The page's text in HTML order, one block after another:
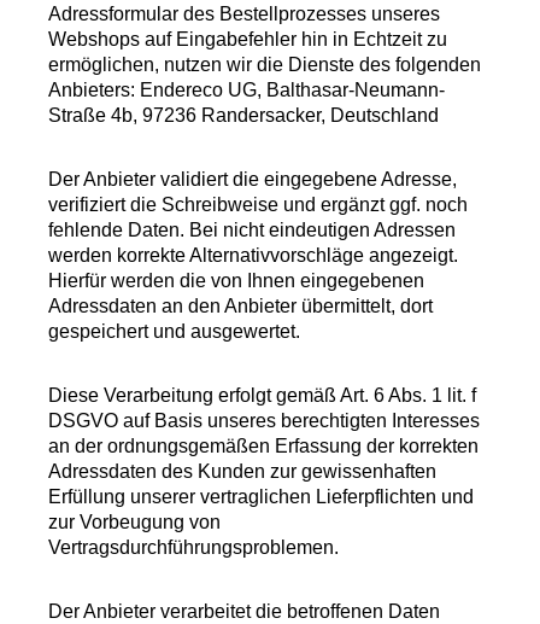
Adressformular des Bestellprozesses unseres
Webshops auf Eingabefehler hin in Echtzeit zu
ermöglichen, nutzen wir die Dienste des folgenden
Anbieters: Endereco UG, Balthasar-Neumann-
Straße 4b, 97236 Randersacker, Deutschland
Der Anbieter validiert die eingegebene Adresse,
verifiziert die Schreibweise und ergänzt ggf. noch
fehlende Daten. Bei nicht eindeutigen Adressen
werden korrekte Alternativvorschläge angezeigt.
Hierfür werden die von Ihnen eingegebenen
Adressdaten an den Anbieter übermittelt, dort
gespeichert und ausgewertet.
Diese Verarbeitung erfolgt gemäß Art. 6 Abs. 1 lit. f
DSGVO auf Basis unseres berechtigten Interesses
an der ordnungsgemäßen Erfassung der korrekten
Adressdaten des Kunden zur gewissenhaften
Erfüllung unserer vertraglichen Lieferpflichten und
zur Vorbeugung von
Vertragsdurchführungsproblemen.
Der Anbieter verarbeitet die betroffenen Daten